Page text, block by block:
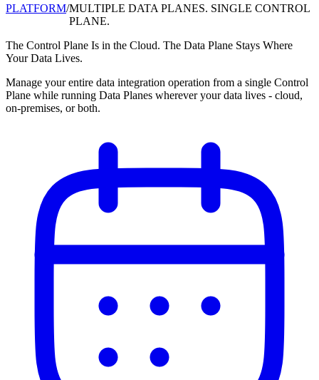
PLATFORM/MULTIPLE DATA PLANES. SINGLE CONTROL
PLANE.
The Control Plane Is in the Cloud. The Data Plane Stays Where
Your Data Lives.
Manage your entire data integration operation from a single Control
Plane while running Data Planes wherever your data lives - cloud,
on-premises, or both.